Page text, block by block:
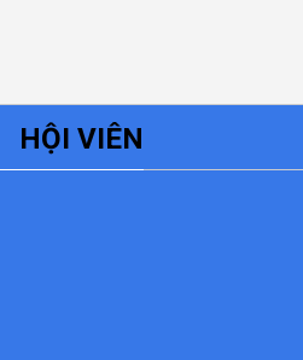
HỘI VIÊN